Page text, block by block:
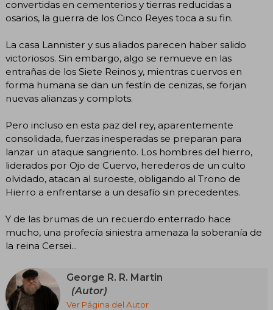
convertidas en cementerios y tierras reducidas a
osarios, la guerra de los Cinco Reyes toca a su fin.
La casa Lannister y sus aliados parecen haber salido
victoriosos. Sin embargo, algo se remueve en las
entrañas de los Siete Reinos y, mientras cuervos en
forma humana se dan un festín de cenizas, se forjan
nuevas alianzas y complots.
Pero incluso en esta paz del rey, aparentemente
consolidada, fuerzas inesperadas se preparan para
lanzar un ataque sangriento. Los hombres del hierro,
liderados por Ojo de Cuervo, herederos de un culto
olvidado, atacan al suroeste, obligando al Trono de
Hierro a enfrentarse a un desafío sin precedentes.
Y de las brumas de un recuerdo enterrado hace
mucho, una profecía siniestra amenaza la soberanía de
la reina Cersei...
George R. R. Martin
(Autor)
Ver Página del Autor